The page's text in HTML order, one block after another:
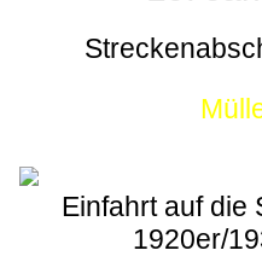
Einfahrt auf die
1920er/